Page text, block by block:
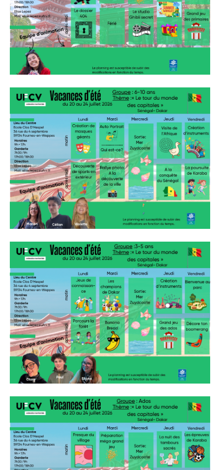
» Wepp' Harmonie
» Mémoire
» Sports
» Club de football ESW
» Club de gym "La Jeanne d'Arc"
» Club de judo
» Espace Forme Fournois
» GR en Weppes
» Krav maga
» PACCAP
» Tonic gym
» Weppes natation
» Service à domicile
» ADMR
» SEWEP
» Autres associations
» ESA
» Scouts de France
CONTACT